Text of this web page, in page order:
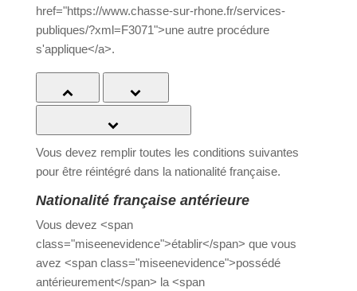
href="https://www.chasse-sur-rhone.fr/services-
publiques/?xml=F3071">une autre procédure
s'applique</a>.
Vous devez remplir toutes les conditions suivantes
pour être réintégré dans la nationalité française.
Nationalité française antérieure
Vous devez <span
class="miseenevidence">établir</span> que vous
avez <span class="miseenevidence">possédé
antérieurement</span> la <span